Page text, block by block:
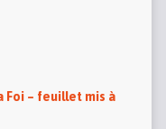
Foi – feuillet mis à